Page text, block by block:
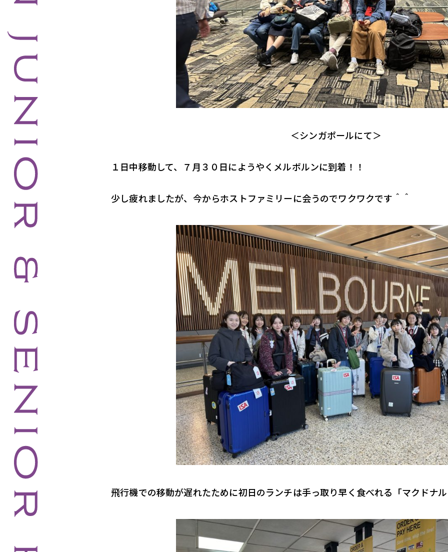
＜シンガポールにて＞
１日中移動して、７月３０日にようやくメルボルンに到着！！
少し疲れましたが、今からホストファミリーに会うのでワクワクです＾＾
飛行機での移動が遅れたために初日のランチは手っ取り早く食べれる「マクドナ